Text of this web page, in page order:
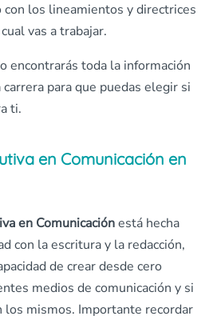
con los lineamientos y directrices
vas a trabajar.
encontrarás toda la información
para que puedas elegir si
ti.
en Comunicación en
en Comunicaciónestá hecha
con la escritura y la redacción,
de crear desde cero
medios de comunicación y si
los mismos. Importante recordar